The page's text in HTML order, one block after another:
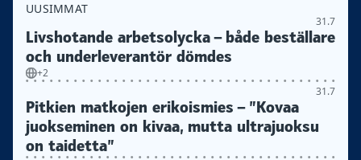
UUSIMMAT
31.7
Livshotande arbetsolycka – både beställare
och underleverantör dömdes
+2
31.7
Pitkien matkojen erikoismies – ”Kovaa
juokseminen on kivaa, mutta ultrajuoksu
on taidetta”